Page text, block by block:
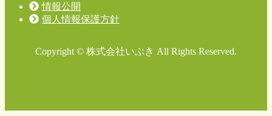
情報公開
個人情報保護方針
Copyright © 株式会社いぶき All Rights Reserved.